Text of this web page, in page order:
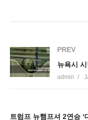
PREV
admin